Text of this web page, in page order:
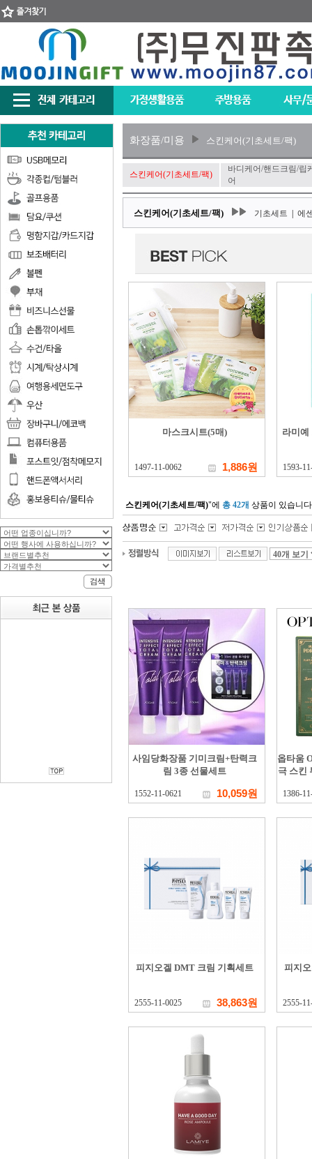
화장품/미용 스킨케어(기초세트/팩)
스킨케어(기초세트/팩)
바디케어/핸드크림/립
어
스킨케어(기초세트/팩) 기초세트 에
마스크시트(5매)
1497-11-0062 1,886원
라미예
1593-
스킨케어(기초세트/팩)"에 총 42개 상품이 있습니
사임당화장품 기미크림+탄력크
림 3종 선물세트
1552-11-0621 10,059원
옵타움
극 스킨
1386-
피지오겔 DMT 크림 기획세트
2555-11-0025 38,863원
피지
2555-